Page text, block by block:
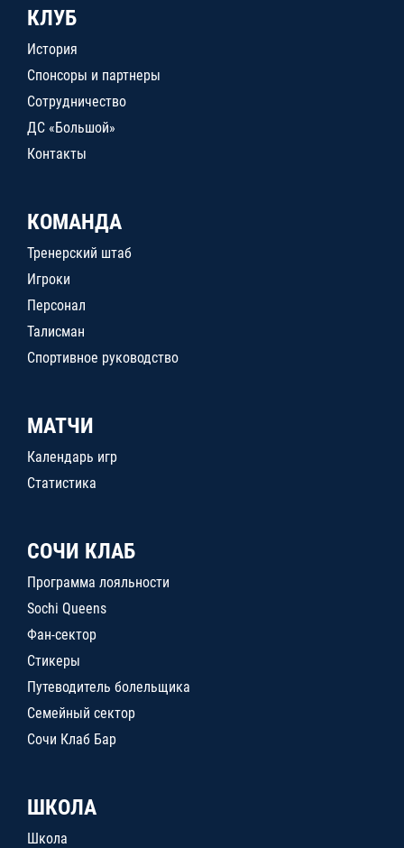
КЛУБ
История
Спонсоры и партнеры
Сотрудничество
ДС «Большой»
Контакты
КОМАНДА
Тренерский штаб
Игроки
Персонал
Талисман
Спортивное руководство
МАТЧИ
Календарь игр
Статистика
СОЧИ КЛАБ
Программа лояльности
Sochi Queens
Фан-сектор
Стикеры
Путеводитель болельщика
Семейный сектор
Сочи Клаб Бар
ШКОЛА
Школа